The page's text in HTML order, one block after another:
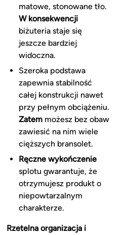
matowe, stonowane tło.
W konsekwencji
biżuteria staje się
jeszcze bardziej
widoczna.
Szeroka podstawa
zapewnia stabilność
całej konstrukcji nawet
przy pełnym obciążeniu.
Zatemmożesz bez obaw
zawiesić na nim wiele
cięższych bransolet.
Ręczne wykończenie
splotu gwarantuje, że
otrzymujesz produkt o
niepowtarzalnym
charakterze.
Rzetelna organizacja i